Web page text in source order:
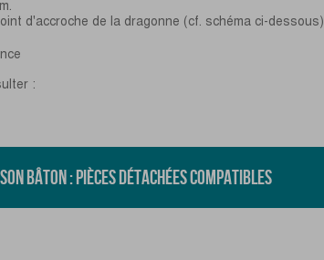
d'accroche de la dragonne (cf. schéma ci-dessous).
:
BÂTON : PIÈCES DÉTACHÉES COMPATIBLES